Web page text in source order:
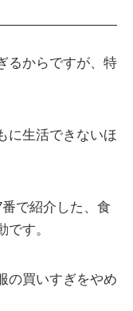
るからですが、特
に生活できないほ
で紹介した、食
す。
の買いすぎをやめ